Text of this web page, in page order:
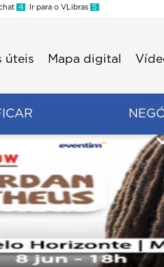
4 Ir para o VLibras 5
úteis Mapa digital